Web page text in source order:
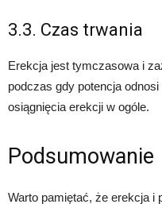
3.3. Czas trwania
Erekcja jest tymczasowa i
podczas gdy potencja
osiągnięcia erekcji w ogóle.
Podsumowanie
Warto pamiętać, że erekcja i